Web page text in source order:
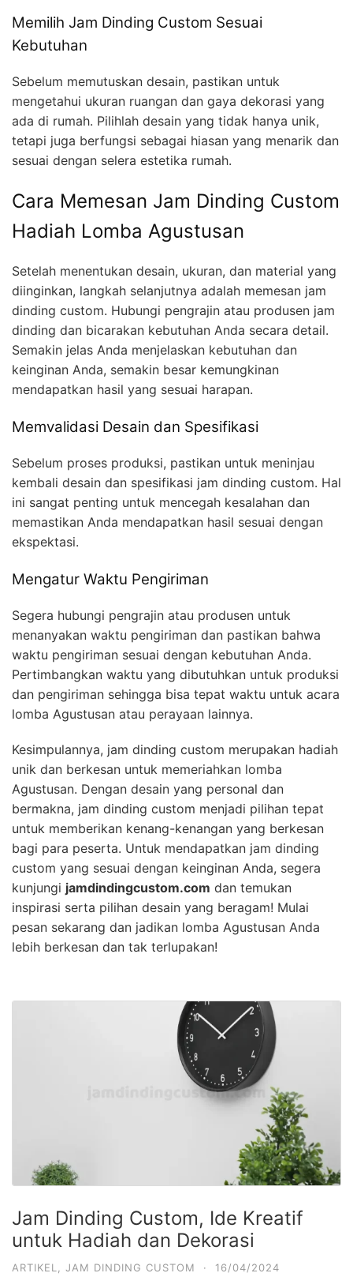
Memilih Jam Dinding Custom Sesuai
Kebutuhan
Sebelum memutuskan desain, pastikan untuk
mengetahui ukuran ruangan dan gaya dekorasi yang
ada di rumah. Pilihlah desain yang tidak hanya unik,
tetapi juga berfungsi sebagai hiasan yang menarik dan
sesuai dengan selera estetika rumah.
Cara Memesan Jam Dinding Custom
Hadiah Lomba Agustusan
Setelah menentukan desain, ukuran, dan material yang
diinginkan, langkah selanjutnya adalah memesan jam
dinding custom. Hubungi pengrajin atau produsen jam
dinding dan bicarakan kebutuhan Anda secara detail.
Semakin jelas Anda menjelaskan kebutuhan dan
keinginan Anda, semakin besar kemungkinan
mendapatkan hasil yang sesuai harapan.
Memvalidasi Desain dan Spesifikasi
Sebelum proses produksi, pastikan untuk meninjau
kembali desain dan spesifikasi jam dinding custom. Hal
ini sangat penting untuk mencegah kesalahan dan
memastikan Anda mendapatkan hasil sesuai dengan
ekspektasi.
Mengatur Waktu Pengiriman
Segera hubungi pengrajin atau produsen untuk
menanyakan waktu pengiriman dan pastikan bahwa
waktu pengiriman sesuai dengan kebutuhan Anda.
Pertimbangkan waktu yang dibutuhkan untuk produksi
dan pengiriman sehingga bisa tepat waktu untuk acara
lomba Agustusan atau perayaan lainnya.
Kesimpulannya, jam dinding custom merupakan hadiah
unik dan berkesan untuk memeriahkan lomba
Agustusan. Dengan desain yang personal dan
bermakna, jam dinding custom menjadi pilihan tepat
untuk memberikan kenang-kenangan yang berkesan
bagi para peserta. Untuk mendapatkan jam dinding
custom yang sesuai dengan keinginan Anda, segera
kunjungi jamdindingcustom.com dan temukan
inspirasi serta pilihan desain yang beragam! Mulai
pesan sekarang dan jadikan lomba Agustusan Anda
lebih berkesan dan tak terlupakan!
Jam Dinding Custom, Ide Kreatif
untuk Hadiah dan Dekorasi
ARTIKEL, JAM DINDING CUSTOM · 16/04/2024